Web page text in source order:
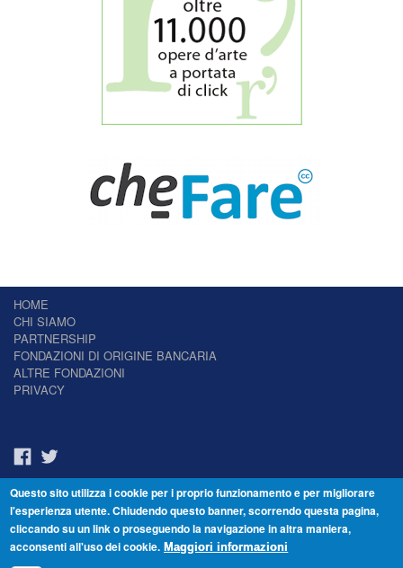
HOME
CHI SIAMO
PARTNERSHIP
FONDAZIONI DI ORIGINE BANCARIA
ALTRE FONDAZIONI
PRIVACY
Il Giornale delle Fondazioni - Periodico telematico
Reg. Tribunale n.7 del 22/07/2014 – ISSN 2421-2466
© Fondazione Venezia 2000 - Dorsoduro 3488/U - 30123 Venezia - Italia -
Questo sito utilizza i cookie per i proprio funzionamento e per migliorare
l'esperienza utente. Chiudendo questo banner, scorrendo questa pagina,
cliccando su un link o proseguendo la navigazione in altra maniera,
acconsenti all'uso dei cookie. Maggiori informazioni